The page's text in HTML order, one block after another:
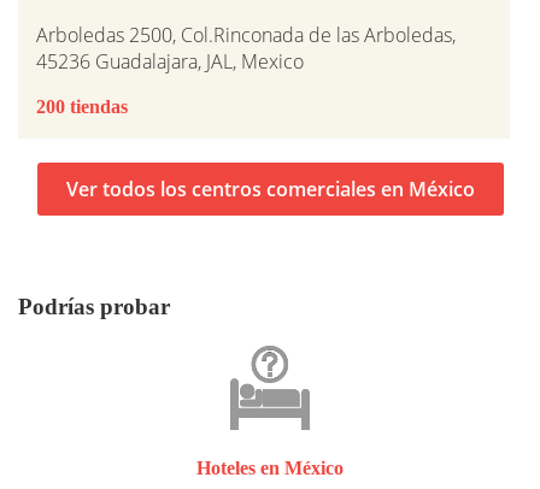
Arboledas 2500, Col.Rinconada de las Arboledas,
45236 Guadalajara, JAL, Mexico
200 tiendas
Ver todos los centros comerciales en México
Podrías probar
Hoteles en México